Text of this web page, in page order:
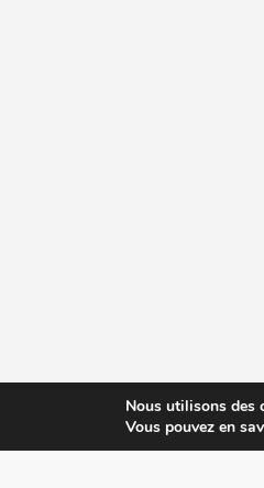
Nous utilisons des
Vous pouvez en